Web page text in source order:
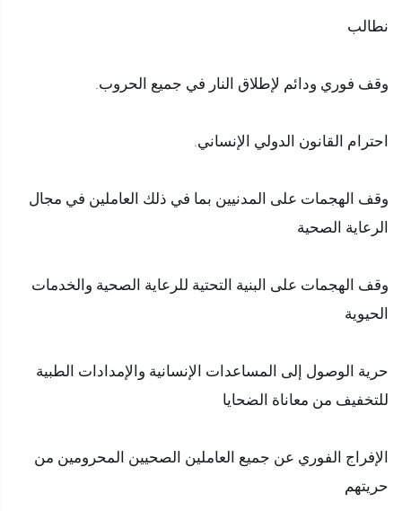
نطالب
وقف فوري ودائم لإطلاق النار في جميع الحروب.
احترام القانون الدولي الإنساني.
وقف الهجمات على المدنيين بما في ذلك العاملين في مجال
الرعاية الصحية
وقف الهجمات على البنية التحتية للرعاية الصحية والخدمات
الحيوية
حرية الوصول إلى المساعدات الإنسانية والإمدادات الطبية
للتخفيف من معاناة الضحايا
الإفراج الفوري عن جميع العاملين الصحيين المحرومين من
حريتهم